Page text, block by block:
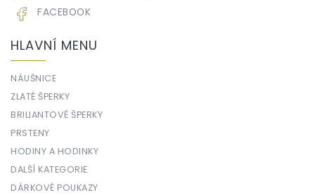
FACEBOOK
HLAVNÍ MENU
NÁUŠNICE
ZLATÉ ŠPERKY
BRILIANTOVÉ ŠPERKY
PRSTENY
HODINY A HODINKY
DALŠÍ KATEGORIE
DÁRKOVÉ POUKAZY